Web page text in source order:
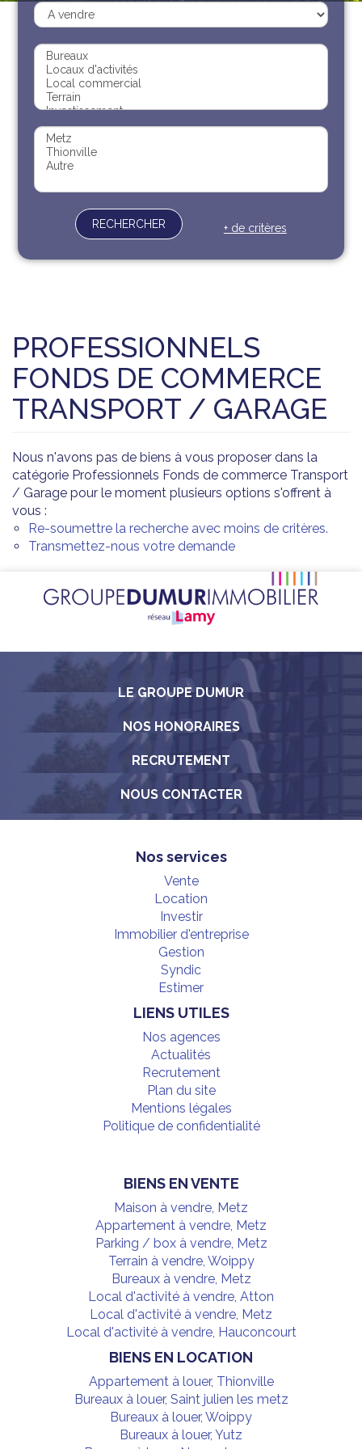
Recrutement
Contact
Documents
RECHERCHER + de critères
PROFESSIONNELS
FONDS DE COMMERCE
TRANSPORT / GARAGE
Nous n'avons pas de biens à vous proposer dans la
catégorie Professionnels Fonds de commerce Transport
/ Garage pour le moment plusieurs options s'offrent à
vous :
Re-soumettre la recherche avec moins de critères.
Transmettez-nous votre demande
LE GROUPE DUMUR
NOS HONORAIRES
RECRUTEMENT
NOUS CONTACTER
Nos services
Vente
Location
Investir
Immobilier d'entreprise
Gestion
Syndic
Estimer
LIENS UTILES
Nos agences
Actualités
Recrutement
Plan du site
Mentions légales
Politique de confidentialité
BIENS EN VENTE
Maison à vendre, Metz
Appartement à vendre, Metz
Parking / box à vendre, Metz
Terrain à vendre, Woippy
Bureaux à vendre, Metz
Local d'activité à vendre, Atton
Local d'activité à vendre, Metz
Local d'activité à vendre, Hauconcourt
BIENS EN LOCATION
Appartement à louer, Thionville
Bureaux à louer, Saint julien les metz
Bureaux à louer, Woippy
Bureaux à louer, Yutz